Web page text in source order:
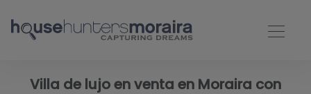
Villa de lujo en venta en Moraira con